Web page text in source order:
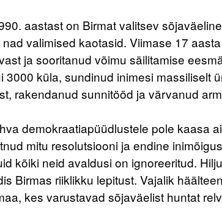
aastast on Birmat valitsev
valimised kaotasid. Viimase 17
ja sooritanud võimu säilitamise
3000 küla, sundinud inimesi massiliselt
rakendanud sunnitööd ja värvanud
demokraatiapüüdlustele pole kaasa
mitu resolutsiooni ja endine
kõiki neid avaldusi on ignoreeritud.
Birmas riiklikku lepitust. Vajalik
kes varustavad sõjaväelist huntat